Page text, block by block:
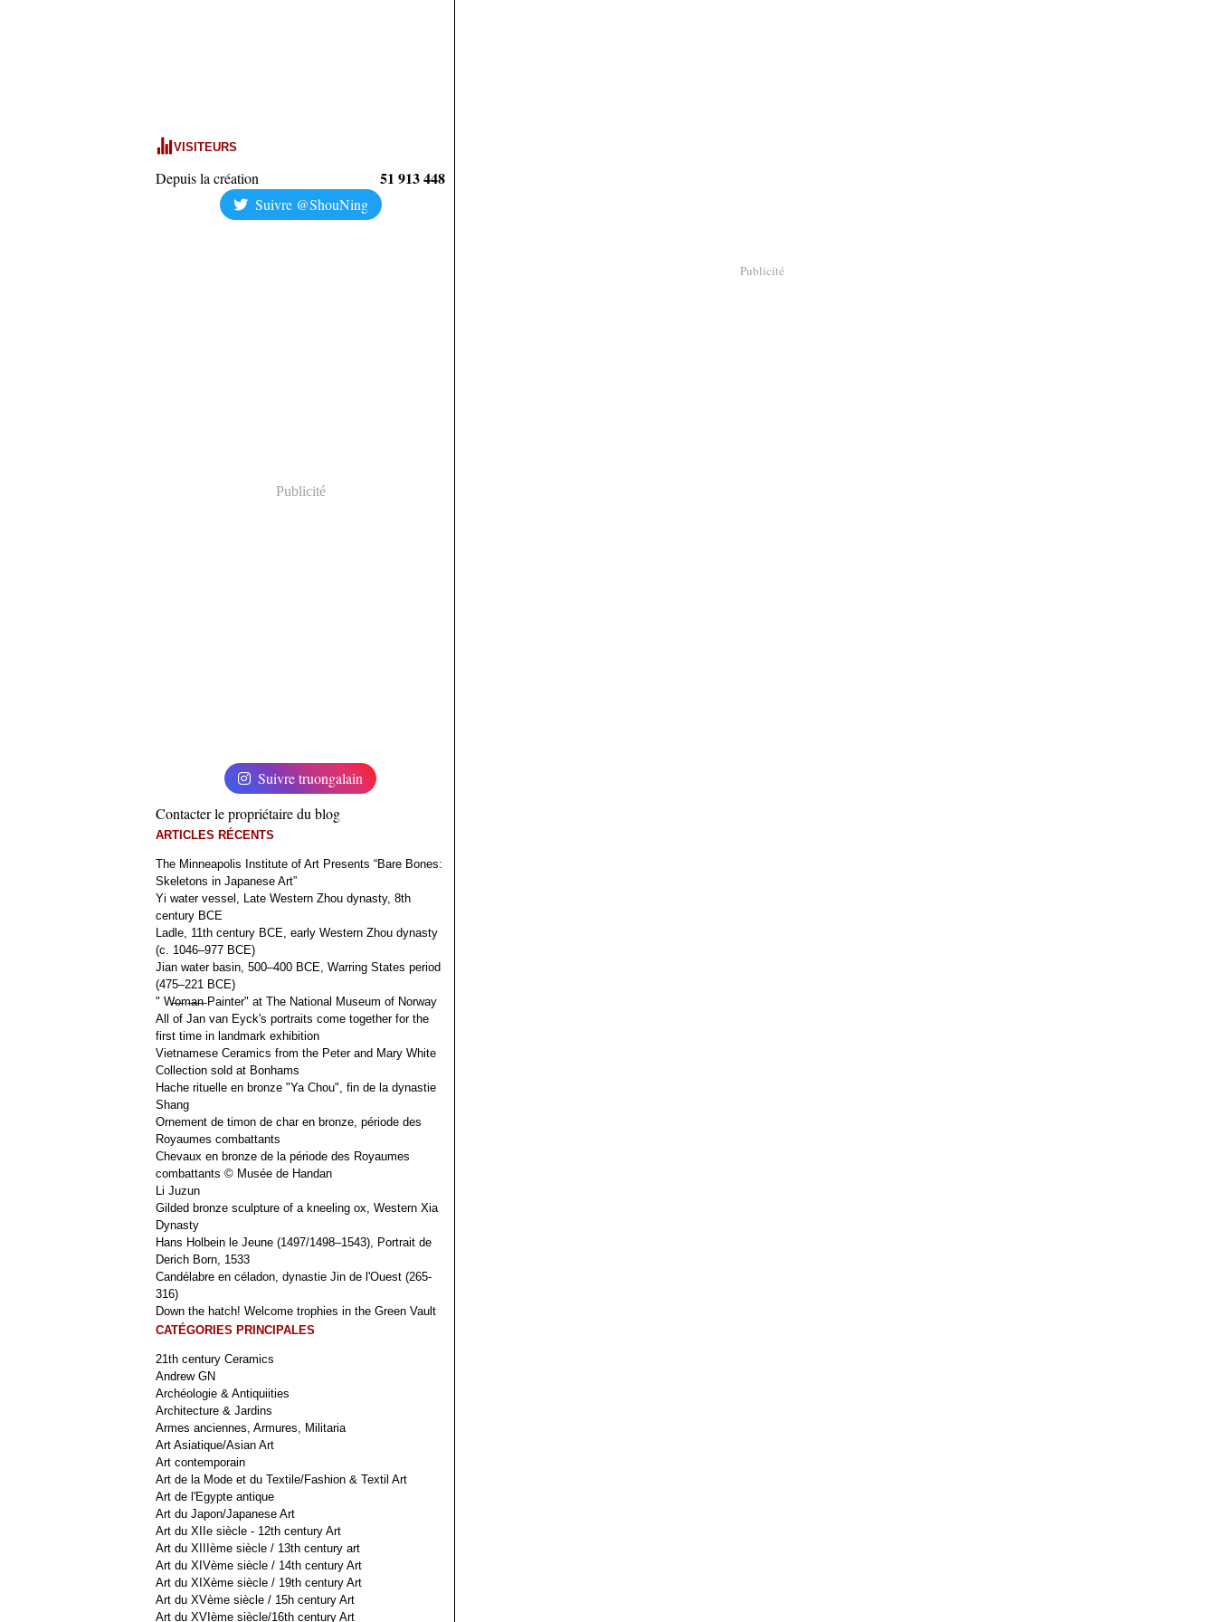
VISITEURS
Depuis la création 51 913 448
Suivre @ShouNing
Publicité
Suivre truongalain
Contacter le propriétaire du blog
ARTICLES RÉCENTS
The Minneapolis Institute of Art Presents “Bare Bones:
Skeletons in Japanese Art”
Yi water vessel, Late Western Zhou dynasty, 8th
century BCE
Ladle, 11th century BCE, early Western Zhou dynasty
(c. 1046–977 BCE)
Jian water basin, 500–400 BCE, Warring States period
(475–221 BCE)
" W̶o̶m̶a̶n̶ Painter" at The National Museum of Norway
All of Jan van Eyck's portraits come together for the
first time in landmark exhibition
Vietnamese Ceramics from the Peter and Mary White
Collection sold at Bonhams
Hache rituelle en bronze "Ya Chou", fin de la dynastie
Shang
Ornement de timon de char en bronze, période des
Royaumes combattants
Chevaux en bronze de la période des Royaumes
combattants © Musée de Handan
Li Juzun
Gilded bronze sculpture of a kneeling ox, Western Xia
Dynasty
Hans Holbein le Jeune (1497/1498–1543), Portrait de
Derich Born, 1533
Candélabre en céladon, dynastie Jin de l'Ouest (265-
316)
Down the hatch! Welcome trophies in the Green Vault
CATÉGORIES PRINCIPALES
21th century Ceramics
Andrew GN
Archéologie & Antiquiities
Architecture & Jardins
Armes anciennes, Armures, Militaria
Art Asiatique/Asian Art
Art contemporain
Art de la Mode et du Textile/Fashion & Textil Art
Art de l'Egypte antique
Art du Japon/Japanese Art
Art du XIIe siècle - 12th century Art
Art du XIIIème siècle / 13th century art
Art du XIVème siècle / 14th century Art
Art du XIXème siècle / 19th century Art
Art du XVème siècle / 15h century Art
Art du XVIème siècle/16th century Art
Publicité